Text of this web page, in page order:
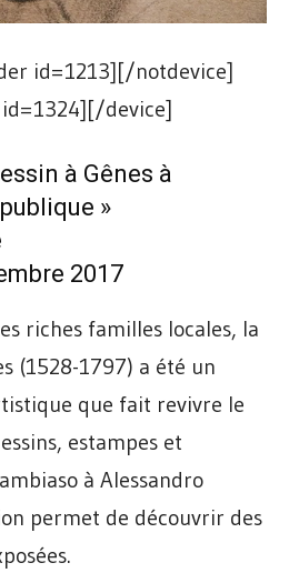
id=1213][/notdevice]
device]
à Gênes à
»
2017
riches familles locales, la
(1528-1797) a été un
que fait revivre le
estampes et
à Alessandro
permet de découvrir des